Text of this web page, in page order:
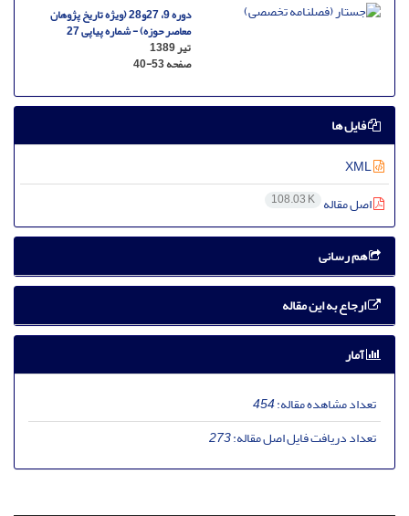
دوره 9، 27و28 (ویژه تاریخ پژوهان
معاصر حوزه) - شماره پیاپی 27
تیر 1389
صفحه40-53
فایل ها
اصل مقاله 108.03 K
هم رسانی
ارجاع به این مقاله
آمار
تعداد مشاهده مقاله:454
تعداد دریافت فایل اصل مقاله:273